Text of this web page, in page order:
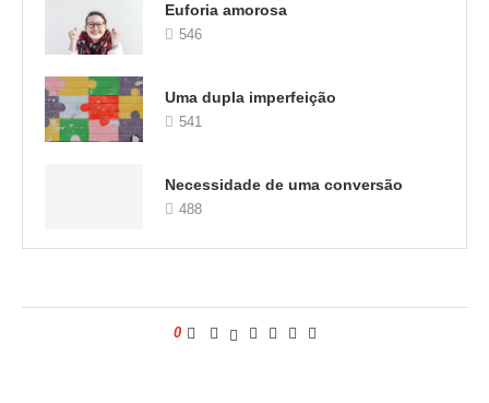
Euforia amorosa
546
Uma dupla imperfeição
541
Necessidade de uma conversão
488
0